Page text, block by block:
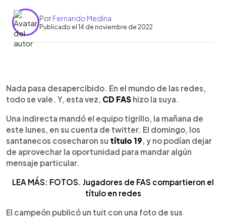
PorFernando Medina
Publicado el 14 de noviembre de 2022
Escuchar artículo
Nada pasa desapercibido. En el mundo de las redes,
todo se vale. Y, esta vez, CD FAS hizo la suya.
Una indirecta mandó el equipo tigrillo, la mañana de
este lunes, en su cuenta de twitter. El domingo, los
santanecos cosecharon su título 19, y no podían dejar
de aprovechar la oportunidad para mandar algún
mensaje particular.
LEA MÁS: FOTOS. Jugadores de FAS compartieron el
título en redes
El campeón publicó un tuit con una foto de sus